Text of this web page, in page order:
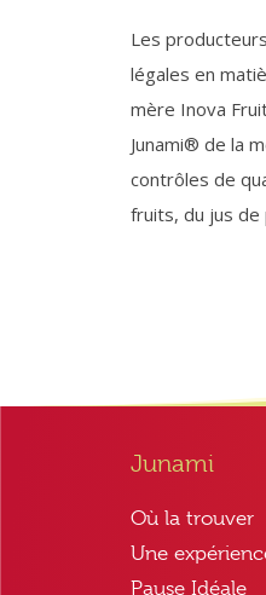
Les
légales en
mère Inova
Junami® de la
contrôles de
fruits, du jus de
Junami
Où la trouver
Une
Pause Idéale